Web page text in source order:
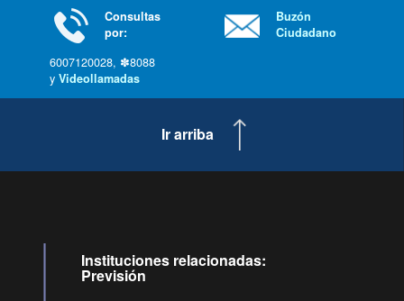
Consultas
por:
6007120028, ✽8088
y Videollamadas
Buzón
Ciudadano
Ir arriba
Instituciones relacionadas:
Previsión